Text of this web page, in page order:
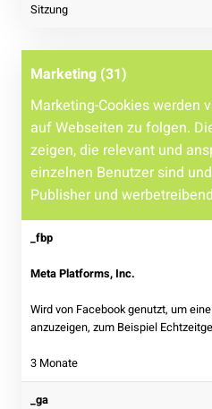
Sitzung
Marketing (31)
Marketing-Cookies werden
auf Webseiten zu folgen.
zeigen, die relevant und
einzelnen Benutzer sind
Publisher und
_fbp
Meta Platforms, Inc.
Wird von Facebook genutzt, um
anzuzeigen, zum Beispiel
3 Monate
_ga